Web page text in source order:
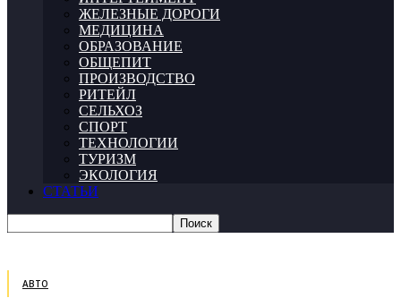
ЖЕЛЕЗНЫЕ ДОРОГИ
МЕДИЦИНА
ОБРАЗОВАНИЕ
ОБЩЕПИТ
ПРОИЗВОДСТВО
РИТЕЙЛ
СЕЛЬХОЗ
СПОРТ
ТЕХНОЛОГИИ
ТУРИЗМ
ЭКОЛОГИЯ
СТАТЬИ
АВТО